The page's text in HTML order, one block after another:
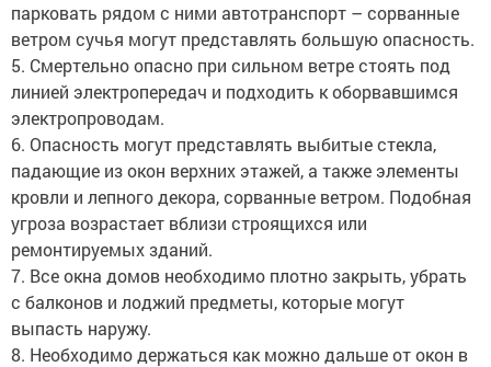
парковать рядом с ними автотранспорт – сорванные
ветром сучья могут представлять большую опасность.
5. Смертельно опасно при сильном ветре стоять под
линией электропередач и подходить к оборвавшимся
электропроводам.
6. Опасность могут представлять выбитые стекла,
падающие из окон верхних этажей, а также элементы
кровли и лепного декора, сорванные ветром. Подобная
угроза возрастает вблизи строящихся или
ремонтируемых зданий.
7. Все окна домов необходимо плотно закрыть, убрать
с балконов и лоджий предметы, которые могут
выпасть наружу.
8. Необходимо держаться как можно дальше от окон в